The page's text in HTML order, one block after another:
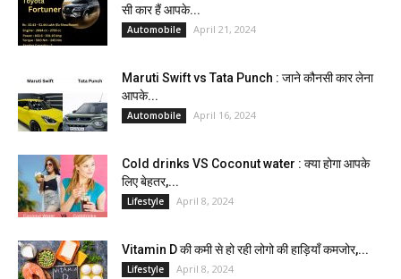
सी कार हैं आपके...
Automobile April 21, 2024
Maruti Swift vs Tata Punch : जाने कौनसी कार लेना
आपके...
Automobile April 16, 2024
Cold drinks VS Coconut water : क्या होगा आपके
लिए बेहतर,...
Lifestyle April 8, 2024
Vitamin D की कमी से हो रही लोगो की हाड़ियाँ कमजोर,...
Lifestyle April 8, 2024